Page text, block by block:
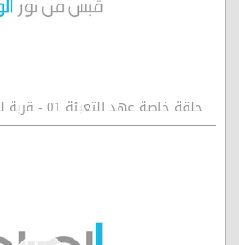
حلقة خاصة عهد التعبئة 01 - قربة لله الشهداء التعبويين